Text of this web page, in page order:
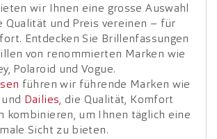
wir Ihnen eine grosse Auswahl
Qualität und Preis vereinen – für
Entdecken Sie Brillenfassungen
von renommierten Marken wie
Polaroid und Vogue.
führen wir führende Marken wie
und Dailies, die Qualität, Komfort
kombinieren, um Ihnen täglich eine
Sicht zu bieten.